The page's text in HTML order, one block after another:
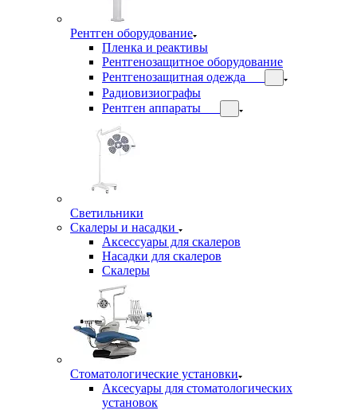
Рентген оборудование
Пленка и реактивы
Рентгенозащитное оборудование
Рентгенозащитная одежда
Радиовизиографы
Рентген аппараты
Светильники
Скалеры и насадки
Аксессуары для скалеров
Насадки для скалеров
Скалеры
Стоматологические установки
Аксесуары для стоматологических
установок